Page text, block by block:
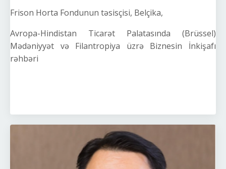
Frison Horta Fondunun təsisçisi, Belçika,
Avropa-Hindistan Ticarət Palatasında (Brüssel)
Mədəniyyət və Filantropiya üzrə Biznesin İnkişafı
rəhbəri